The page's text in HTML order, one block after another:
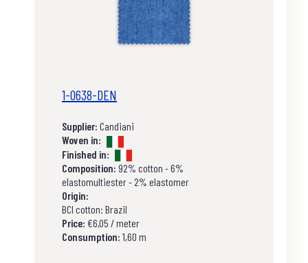
1-0638-DEN
Supplier: Candiani
Woven in:
Finished in:
Composition: 92% cotton - 6%
elastomultiester - 2% elastomer
Origin:
BCI cotton: Brazil
Price: €6,05 / meter
Consumption: 1,60 m